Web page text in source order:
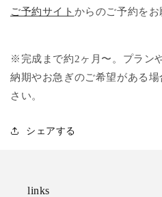
ご予約サイト からのご予約をお
※完成まで約2ヶ月〜。プラン
納期やお急ぎのご希望がある
さい。
シェアする
links